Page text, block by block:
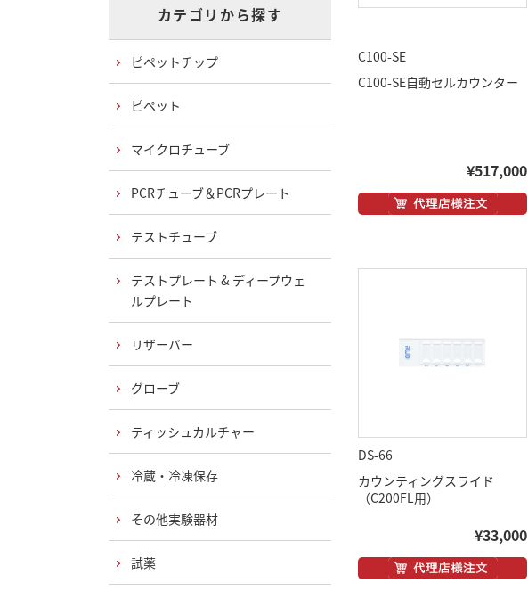
C100-SE
C100-SE自動セルカウンター
¥517,000
DS-66
カウンティングスライド
（C200FL用）
¥33,000
カテゴリから探す
ピペットチップ
ピペット
マイクロチューブ
PCRチューブ＆PCRプレート
テストチューブ
テストプレート & ディープウェ
ルプレート
リザーバー
グローブ
ティッシュカルチャー
冷蔵・冷凍保存
その他実験器材
試薬